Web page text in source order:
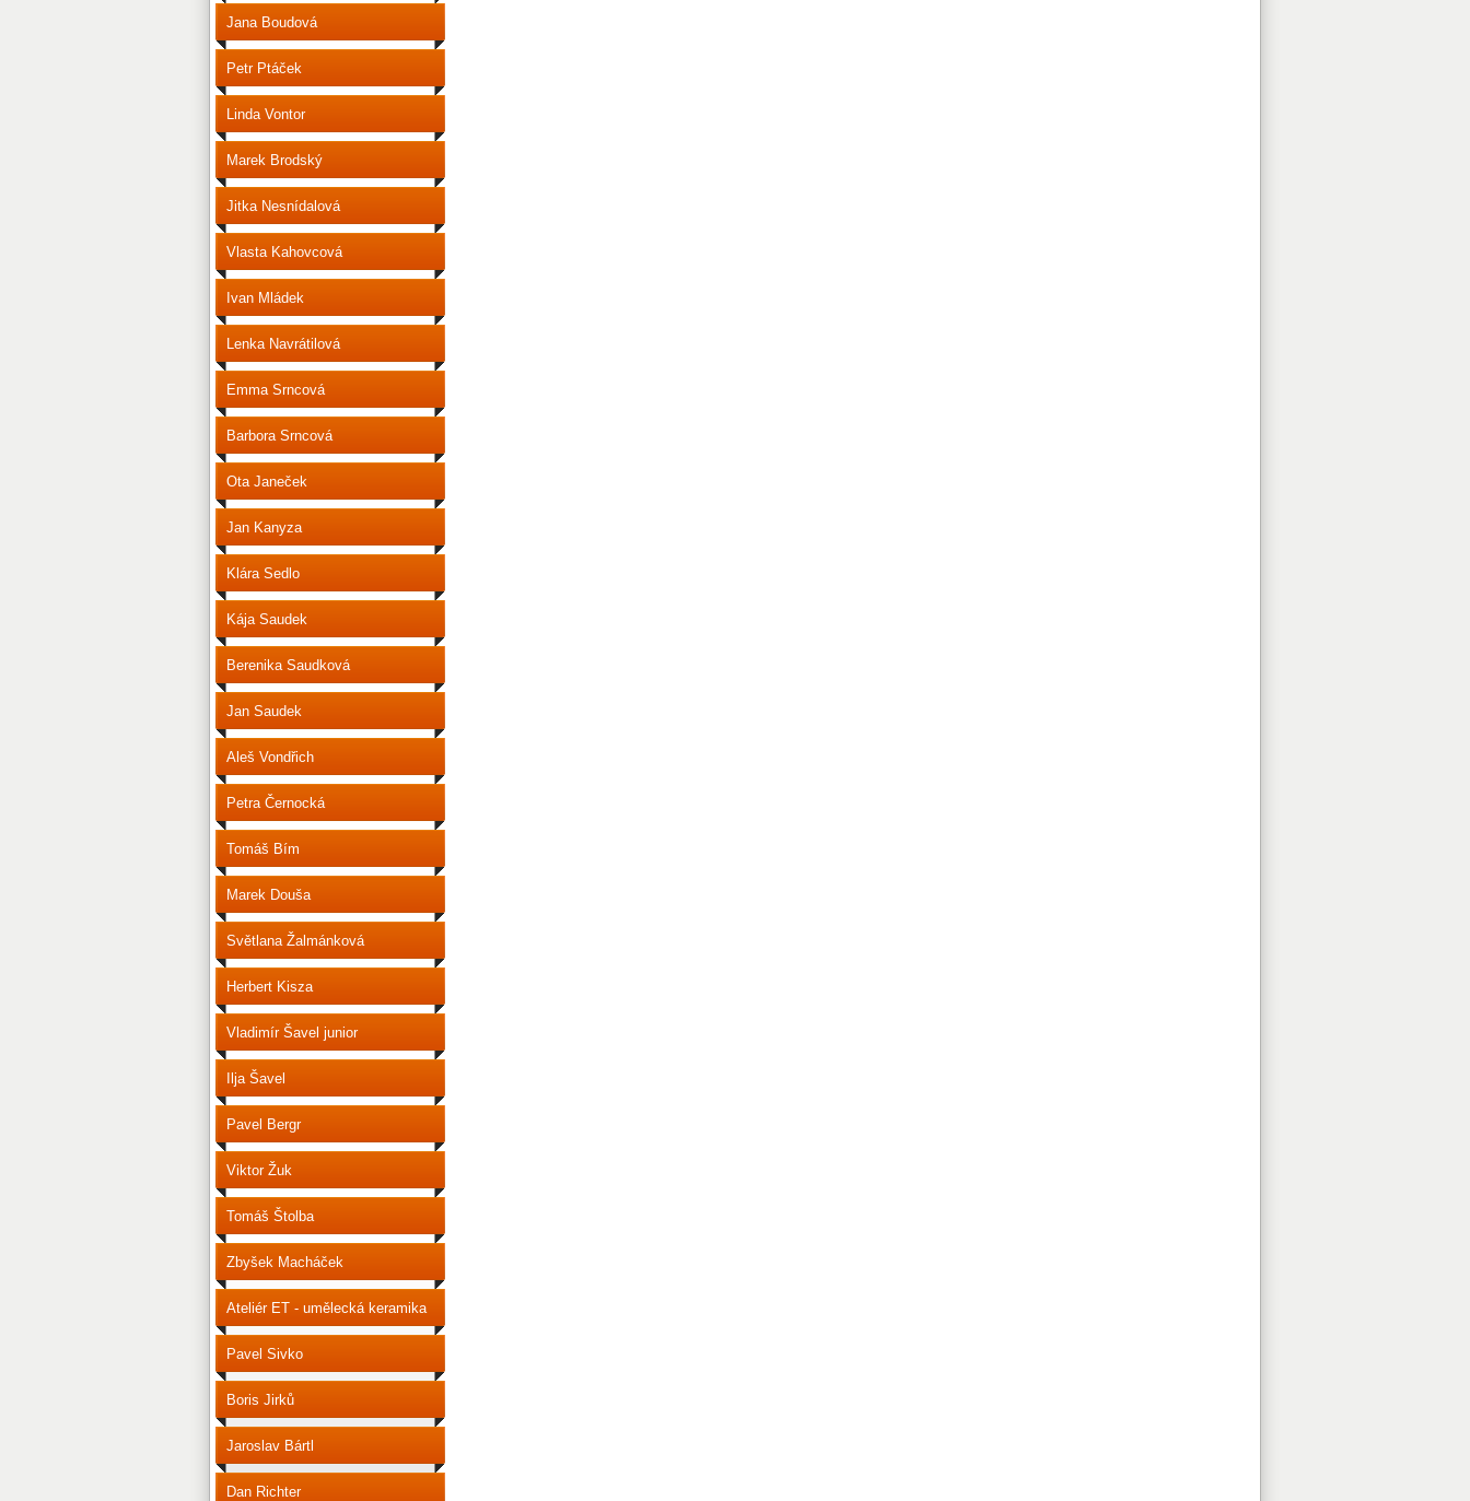
Jana Boudová
Petr Ptáček
Linda Vontor
Marek Brodský
Jitka Nesnídalová
Vlasta Kahovcová
Ivan Mládek
Lenka Navrátilová
Emma Srncová
Barbora Srncová
Ota Janeček
Jan Kanyza
Klára Sedlo
Kája Saudek
Berenika Saudková
Jan Saudek
Aleš Vondřich
Petra Černocká
Tomáš Bím
Marek Douša
Světlana Žalmánková
Herbert Kisza
Vladimír Šavel junior
Ilja Šavel
Pavel Bergr
Viktor Žuk
Tomáš Štolba
Zbyšek Macháček
Ateliér ET - umělecká keramika
Pavel Sivko
Boris Jirků
Jaroslav Bártl
Dan Richter